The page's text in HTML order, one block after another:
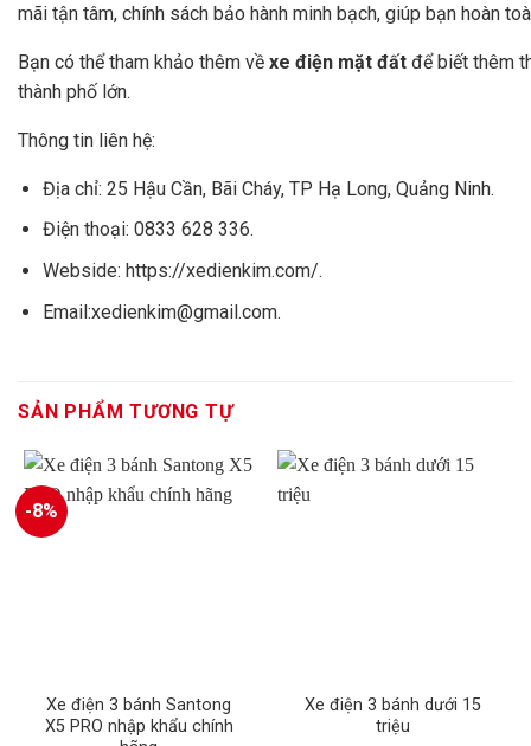
mãi tận tâm, chính sách bảo hành minh bạch, giúp bạn hoàn
Bạn có thể tham khảo thêm về xe điện mặt đất để biết thêm
thành phố lớn.
Thông tin liên hệ:
Địa chỉ: 25 Hậu Cần, Bãi Cháy, TP Hạ Long, Quảng Ninh.
Điện thoại: 0833 628 336.
Webside: https://xedienkim.com/.
Email:xedienkim@gmail.com.
SẢN PHẨM TƯƠNG TỰ
-8%
Xe điện 3 bánh Santong
X5 PRO nhập khẩu chính
Xe điện 3 bánh dưới 15
triệu